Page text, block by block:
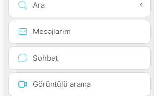
Ara
Mesajlarım
Sohbet
Görüntülü arama